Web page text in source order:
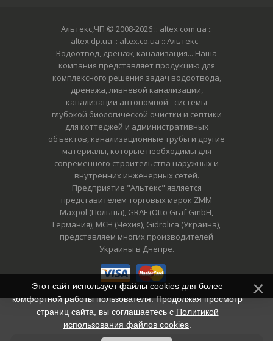
Альтекс,ЧП © 2008-2026 :: altex.com.ua ::
altex.dp.ua :: altex.co.ua :: Альтекс -
Водоотвод, дренаж, канализация... Наша
компания представляет продукцию для
комплексного решения задач водоотвода,
дренажа, ливневой канализации,
канализации автономной - системы
глубокой биологической очистки и септики
для коттеджей и административных
объектов, канализационные трубы и другие
материалы, которые необходимы для
современного строительства наружных и
внутренних инженерных сетей.
Предприятие "Альтекс" является
представителем торговых марок ZMM
Maxpol (Польша), GRAF (Otto Graf GmbH,
Германия), MCH (Чехия), Gidrolica (Украина),
представляем многих производителей
Украины в Днепре.
Этот сайт использует файлы cookies для более
комфортной работы пользователя. Продолжая просмотр
страниц сайта, вы соглашаетесь с Политикой
использования файлов cookies